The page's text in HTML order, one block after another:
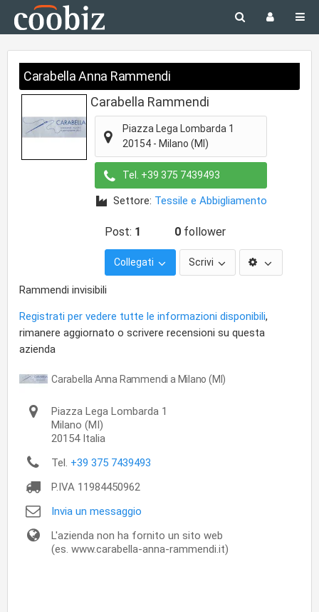
Carabella Anna Rammendi
Carabella Rammendi
Piazza Lega Lombarda 1
20154 - Milano (MI)
Tel. +39 375 7439493
Settore: Tessile e Abbigliamento
Post: 1 0 follower
Collegati Scrivi
Rammendi invisibili
Registrati per vedere tutte le informazioni disponibili,
rimanere aggiornato o scrivere recensioni su questa
azienda
Carabella Anna Rammendi a Milano (MI)
Piazza Lega Lombarda 1
Milano (MI)
20154 Italia
Tel. +39 375 7439493
P.IVA 11984450962
Invia un messaggio
L'azienda non ha fornito un sito web
(es. www.carabella-anna-rammendi.it)